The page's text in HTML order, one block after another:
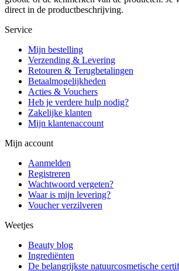
direct in de productbeschrijving.
Service
Mijn bestelling
Verzending & Levering
Retouren & Terugbetalingen
Betaalmogelijkheden
Acties & Vouchers
Heb je verdere hulp nodig?
Zakelijke klanten
Mijn klantenaccount
Mijn account
Aanmelden
Registreren
Wachtwoord vergeten?
Waar is mijn levering?
Voucher verzilveren
Weetjes
Beauty blog
Ingrediënten
De belangrijkste natuurcosmetische